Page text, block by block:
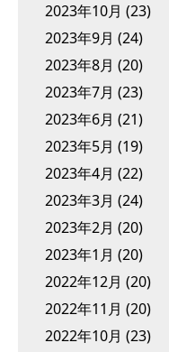
2023年10月 (23)
2023年9月 (24)
2023年8月 (20)
2023年7月 (23)
2023年6月 (21)
2023年5月 (19)
2023年4月 (22)
2023年3月 (24)
2023年2月 (20)
2023年1月 (20)
2022年12月 (20)
2022年11月 (20)
2022年10月 (23)